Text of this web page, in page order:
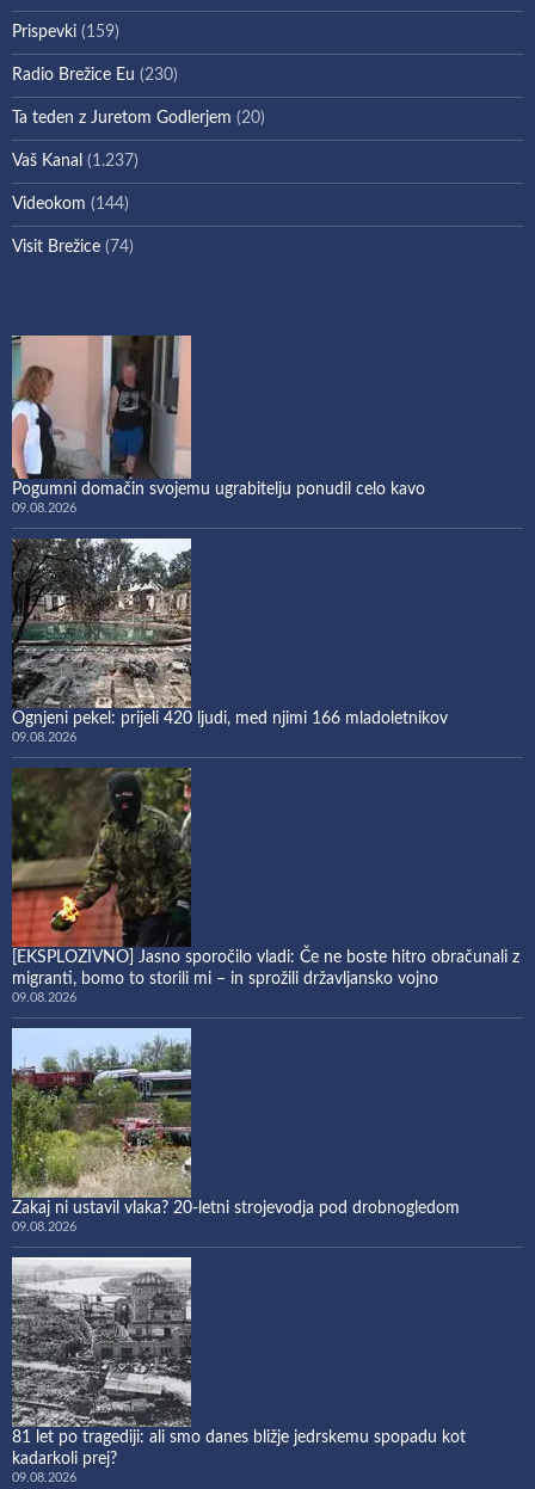
Prispevki (159)
Radio Brežice Eu (230)
Ta teden z Juretom Godlerjem (20)
Vaš Kanal (1.237)
Videokom (144)
Visit Brežice (74)
Pogumni domačin svojemu ugrabitelju ponudil celo kavo
09.08.2026
Ognjeni pekel: prijeli 420 ljudi, med njimi 166 mladoletnikov
09.08.2026
[EKSPLOZIVNO] Jasno sporočilo vladi: Če ne boste hitro obračunali z
migranti, bomo to storili mi – in sprožili državljansko vojno
09.08.2026
Zakaj ni ustavil vlaka? 20-letni strojevodja pod drobnogledom
09.08.2026
81 let po tragediji: ali smo danes bližje jedrskemu spopadu kot
kadarkoli prej?
09.08.2026